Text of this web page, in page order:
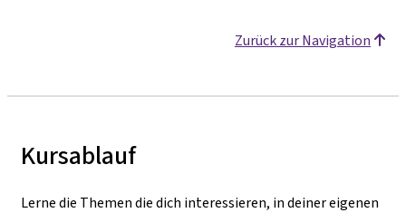
Zurück zur Navigation
Kursablauf
Lerne die Themen die dich interessieren, in deiner eigenen